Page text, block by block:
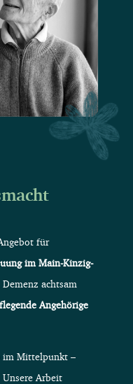
für
im Main-Kinzig-
achtsam
Angehörige
im Mittelpunkt –
Unsere Arbeit